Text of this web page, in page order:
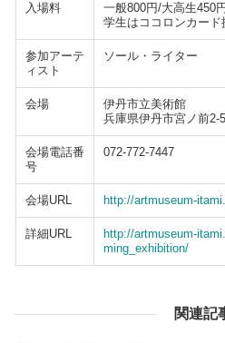
入場料
一般800円/大高生450
学生はココロンカード
参加アーテ
ィスト
ソール・ライター
会場
伊丹市立美術館
兵庫県伊丹市宮ノ前2-
会場電話番
号
072-772-7447
会場URL http://artmuseum-
詳細URL
http://artmuseum-
ming_exhibition/
関連記